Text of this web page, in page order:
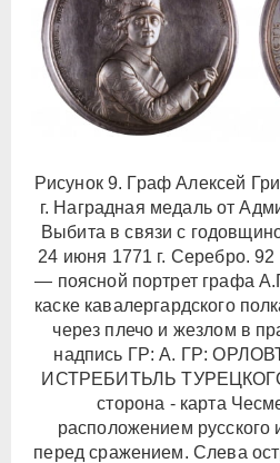
Рисунок 9. Граф Алексей
г. Наградная медаль от
Выбита в связи с
24 июня 1771 г. Серебро.
— поясной портрет графа
каске кавалергардского
через плечо и жезлом в
надпись ГР: А. ГР:
ИСТРЕБИТЬЛЬ
сторона - карта
расположением русского
перед сражением. Слева